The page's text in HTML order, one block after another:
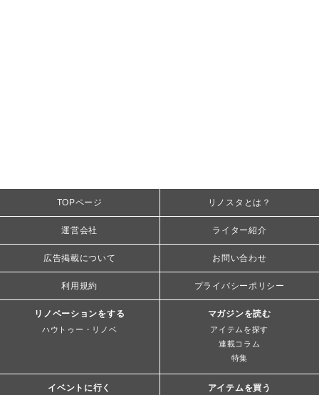
TOPページ リノスタとは？
運営会社 ライター紹介
広告掲載について お問い合わせ
利用規約 プライバシーポリシー
リノベーションをする
ハウトゥー・リノベ
マガジンを読む
アイテムを探す
連載コラム
特集
イベントに行く アイテムを買う